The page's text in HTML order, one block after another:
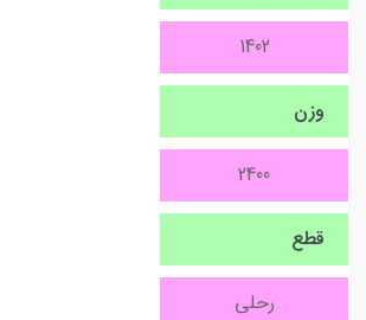
1402
وزن
2400
قطع
رحلی